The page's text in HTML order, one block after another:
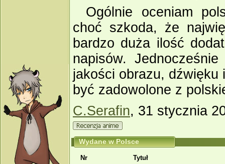
Ogólnie oceniam
choć szkoda, że
bardzo duża ilość
napisów.
jakości obrazu, dźwięku
być zadowolone z
C.Serafin, 31 stycznia
Wydane w Polsce
Nr
Tytuł